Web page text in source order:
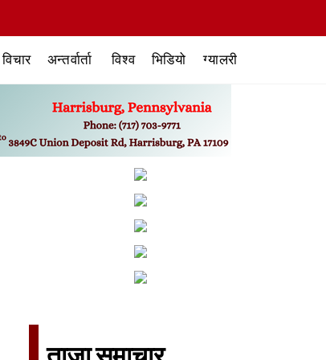
विचार अन्तर्वार्ता विश्व भिडियो ग्यालरी